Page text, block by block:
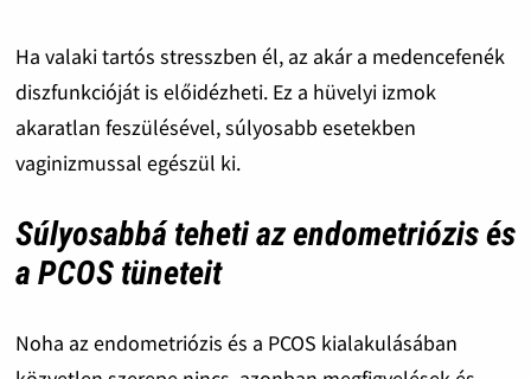
Ha valaki tartós stresszben él, az akár a medencefenék
diszfunkcióját is előidézheti. Ez a hüvelyi izmok
akaratlan feszülésével, súlyosabb esetekben
vaginizmussal egészül ki.
Súlyosabbá teheti az endometriózis és
a PCOS tüneteit
Noha az endometriózis és a PCOS kialakulásában